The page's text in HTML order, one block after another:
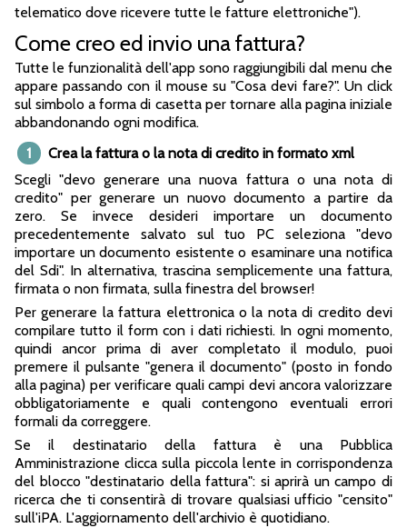
telematico dove ricevere tutte le fatture elettroniche").
Come creo ed invio una fattura?
Tutte le funzionalità dell'app sono raggiungibili dal menu che
appare passando con il mouse su "Cosa devi fare?". Un click
sul simbolo a forma di casetta per tornare alla pagina iniziale
abbandonando ogni modifica.
1
Crea la fattura o la nota di credito in formato xml
Scegli "devo generare una nuova fattura o una nota di
credito" per generare un nuovo documento a partire da
zero. Se invece desideri importare un documento
precedentemente salvato sul tuo PC seleziona "devo
importare un documento esistente o esaminare una notifica
del Sdi". In alternativa, trascina semplicemente una fattura,
firmata o non firmata, sulla finestra del browser!
Per generare la fattura elettronica o la nota di credito devi
compilare tutto il form con i dati richiesti. In ogni momento,
quindi ancor prima di aver completato il modulo, puoi
premere il pulsante "genera il documento" (posto in fondo
alla pagina) per verificare quali campi devi ancora valorizzare
obbligatoriamente e quali contengono eventuali errori
formali da correggere.
Se il destinatario della fattura è una Pubblica
Amministrazione clicca sulla piccola lente in corrispondenza
del blocco "destinatario della fattura": si aprirà un campo di
ricerca che ti consentirà di trovare qualsiasi ufficio "censito"
sull'iPA. L'aggiornamento dell'archivio è quotidiano.